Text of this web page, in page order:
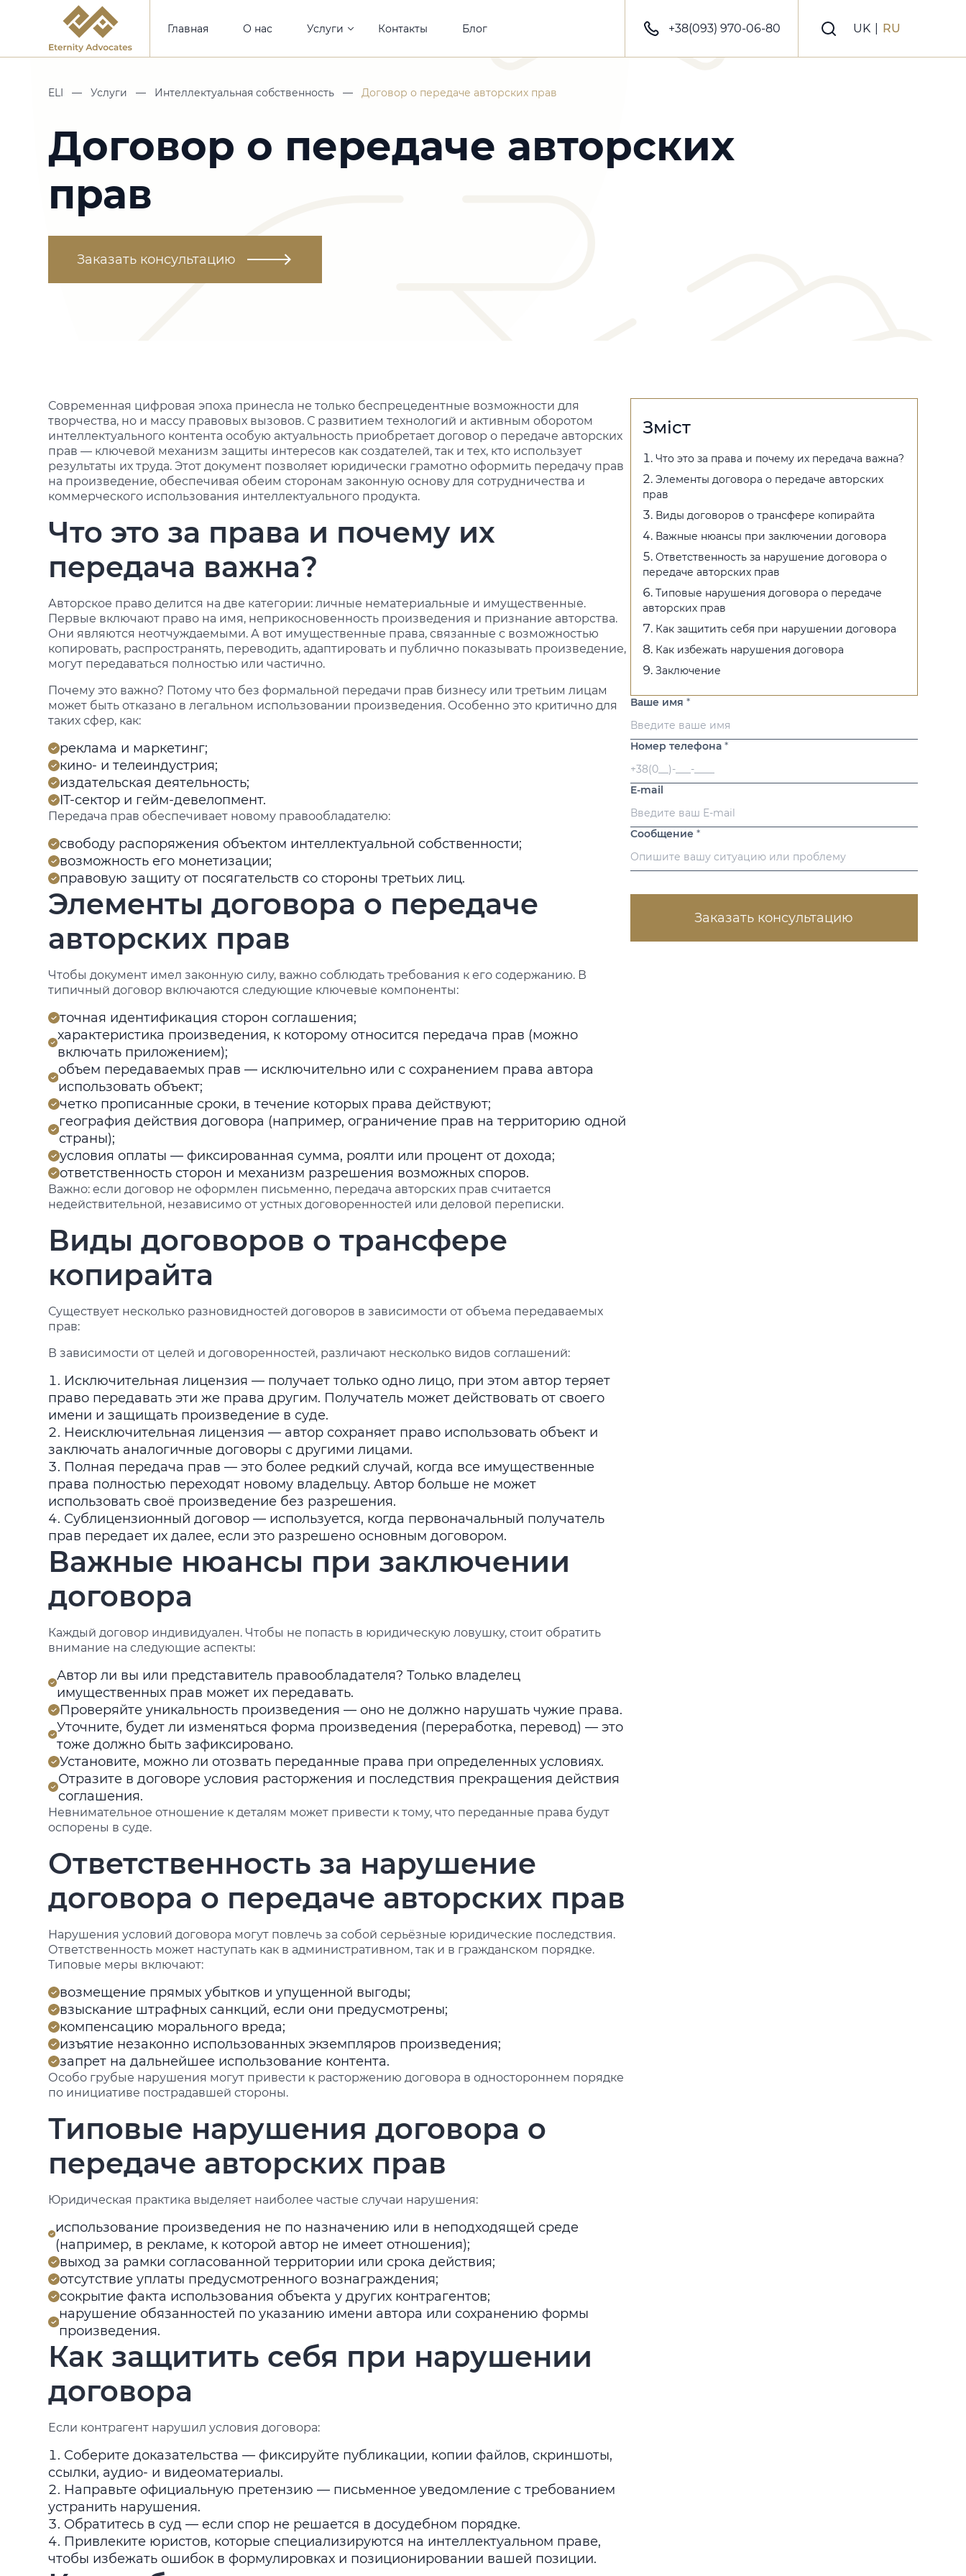
Главная О нас Услуги Контакты Блог +38(093) 970-06-80 UK RU
ELI — Услуги — Интеллектуальная собственность — Договор о передаче авторских прав
Договор о передаче авторских
прав
Заказать консультацию
Современная цифровая эпоха принесла не только беспрецедентные возможности для
творчества, но и массу правовых вызовов. С развитием технологий и активным оборотом
интеллектуального контента особую актуальность приобретает договор о передаче авторских
прав — ключевой механизм защиты интересов как создателей, так и тех, кто использует
результаты их труда. Этот документ позволяет юридически грамотно оформить передачу прав
на произведение, обеспечивая обеим сторонам законную основу для сотрудничества и
коммерческого использования интеллектуального продукта.
Что это за права и почему их
передача важна?
Авторское право делится на две категории: личные нематериальные и имущественные.
Первые включают право на имя, неприкосновенность произведения и признание авторства.
Они являются неотчуждаемыми. А вот имущественные права, связанные с возможностью
копировать, распространять, переводить, адаптировать и публично показывать произведение,
могут передаваться полностью или частично.
Почему это важно? Потому что без формальной передачи прав бизнесу или третьим лицам
может быть отказано в легальном использовании произведения. Особенно это критично для
таких сфер, как:
реклама и маркетинг;
кино- и телеиндустрия;
издательская деятельность;
IT-сектор и гейм-девелопмент.
Передача прав обеспечивает новому правообладателю:
свободу распоряжения объектом интеллектуальной собственности;
возможность его монетизации;
правовую защиту от посягательств со стороны третьих лиц.
Элементы договора о передаче
авторских прав
Чтобы документ имел законную силу, важно соблюдать требования к его содержанию. В
типичный договор включаются следующие ключевые компоненты:
точная идентификация сторон соглашения;
характеристика произведения, к которому относится передача прав (можно
включать приложением);
объем передаваемых прав — исключительно или с сохранением права автора
использовать объект;
четко прописанные сроки, в течение которых права действуют;
география действия договора (например, ограничение прав на территорию одной
страны);
условия оплаты — фиксированная сумма, роялти или процент от дохода;
ответственность сторон и механизм разрешения возможных споров.
Важно: если договор не оформлен письменно, передача авторских прав считается
недействительной, независимо от устных договоренностей или деловой переписки.
Виды договоров о трансфере
копирайта
Существует несколько разновидностей договоров в зависимости от объема передаваемых
прав:
В зависимости от целей и договоренностей, различают несколько видов соглашений:
Исключительная лицензия — получает только одно лицо, при этом автор теряет
право передавать эти же права другим. Получатель может действовать от своего
имени и защищать произведение в суде.
Неисключительная лицензия — автор сохраняет право использовать объект и
заключать аналогичные договоры с другими лицами.
Полная передача прав — это более редкий случай, когда все имущественные
права полностью переходят новому владельцу. Автор больше не может
использовать своё произведение без разрешения.
Сублицензионный договор — используется, когда первоначальный получатель
прав передает их далее, если это разрешено основным договором.
Важные нюансы при заключении
договора
Каждый договор индивидуален. Чтобы не попасть в юридическую ловушку, стоит обратить
внимание на следующие аспекты:
Автор ли вы или представитель правообладателя? Только владелец
имущественных прав может их передавать.
Проверяйте уникальность произведения — оно не должно нарушать чужие права.
Уточните, будет ли изменяться форма произведения (переработка, перевод) — это
тоже должно быть зафиксировано.
Установите, можно ли отозвать переданные права при определенных условиях.
Отразите в договоре условия расторжения и последствия прекращения действия
соглашения.
Невнимательное отношение к деталям может привести к тому, что переданные права будут
оспорены в суде.
Ответственность за нарушение
договора о передаче авторских прав
Нарушения условий договора могут повлечь за собой серьёзные юридические последствия.
Ответственность может наступать как в административном, так и в гражданском порядке.
Типовые меры включают:
возмещение прямых убытков и упущенной выгоды;
взыскание штрафных санкций, если они предусмотрены;
компенсацию морального вреда;
изъятие незаконно использованных экземпляров произведения;
запрет на дальнейшее использование контента.
Особо грубые нарушения могут привести к расторжению договора в одностороннем порядке
по инициативе пострадавшей стороны.
Типовые нарушения договора о
передаче авторских прав
Юридическая практика выделяет наиболее частые случаи нарушения:
использование произведения не по назначению или в неподходящей среде
(например, в рекламе, к которой автор не имеет отношения);
выход за рамки согласованной территории или срока действия;
отсутствие уплаты предусмотренного вознаграждения;
сокрытие факта использования объекта у других контрагентов;
нарушение обязанностей по указанию имени автора или сохранению формы
произведения.
Как защитить себя при нарушении
договора
Если контрагент нарушил условия договора:
Соберите доказательства — фиксируйте публикации, копии файлов, скриншоты,
ссылки, аудио- и видеоматериалы.
Направьте официальную претензию — письменное уведомление с требованием
устранить нарушения.
Обратитесь в суд — если спор не решается в досудебном порядке.
Привлеките юристов, которые специализируются на интеллектуальном праве,
чтобы избежать ошибок в формулировках и позиционировании вашей позиции.
Зміст
Что это за права и почему их передача важна?
Элементы договора о передаче авторских
прав
Виды договоров о трансфере копирайта
Важные нюансы при заключении договора
Ответственность за нарушение договора о
передаче авторских прав
Типовые нарушения договора о передаче
авторских прав
Как защитить себя при нарушении договора
Как избежать нарушения договора
Заключение
Ваше имя *
Номер телефона *
E-mail
Сообщение *
Заказать консультацию